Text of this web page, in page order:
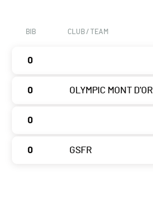
BIB CLUB / TEAM
0
0 OLYMPIC MONT D'OR
0
0 GSFR